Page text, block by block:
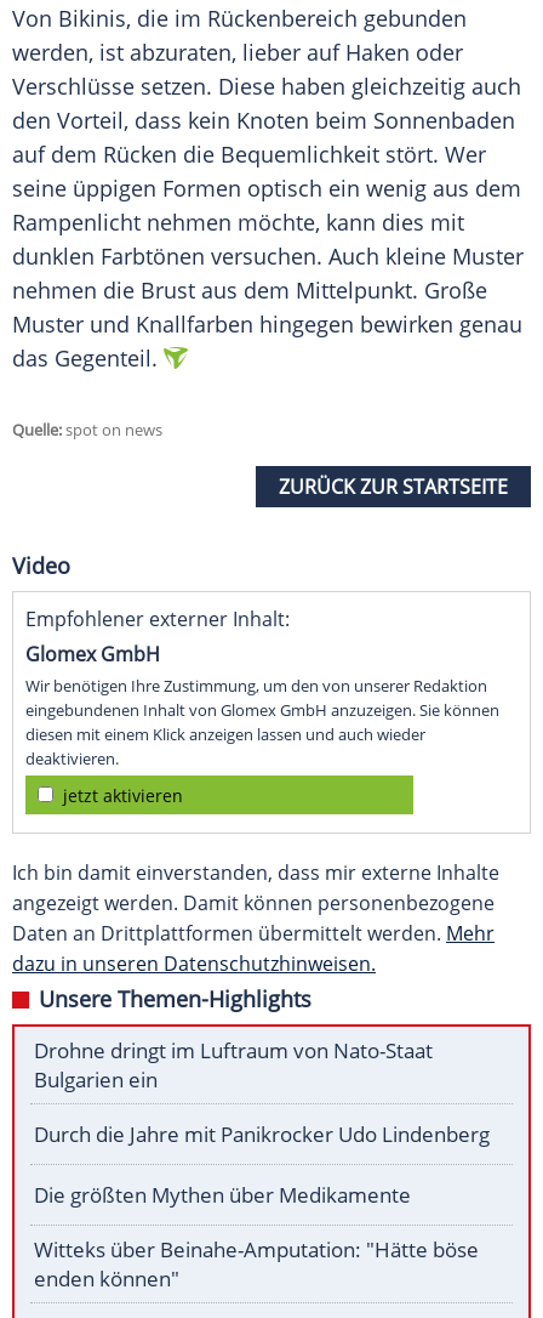
Von Bikinis, die im Rückenbereich gebunden
werden, ist abzuraten, lieber auf Haken oder
Verschlüsse setzen. Diese haben gleichzeitig auch
den Vorteil, dass kein Knoten beim Sonnenbaden
auf dem Rücken die Bequemlichkeit stört. Wer
seine üppigen Formen optisch ein wenig aus dem
Rampenlicht nehmen möchte, kann dies mit
dunklen Farbtönen versuchen. Auch kleine Muster
nehmen die Brust aus dem Mittelpunkt. Große
Muster und Knallfarben hingegen bewirken genau
das Gegenteil.
Quelle:spot on news
ZURÜCK ZUR STARTSEITE
Video
Empfohlener externer Inhalt:
Glomex GmbH
Wir benötigen Ihre Zustimmung, um den von unserer Redaktion
eingebundenen Inhalt von Glomex GmbH anzuzeigen. Sie können
diesen mit einem Klick anzeigen lassen und auch wieder
deaktivieren.
jetzt aktivieren
Ich bin damit einverstanden, dass mir externe Inhalte
angezeigt werden. Damit können personenbezogene
Daten an Drittplattformen übermittelt werden. Mehr
dazu in unseren Datenschutzhinweisen.
Unsere Themen-Highlights
Drohne dringt im Luftraum von Nato-Staat
Bulgarien ein
Durch die Jahre mit Panikrocker Udo Lindenberg
Die größten Mythen über Medikamente
Witteks über Beinahe-Amputation: "Hätte böse
enden können"